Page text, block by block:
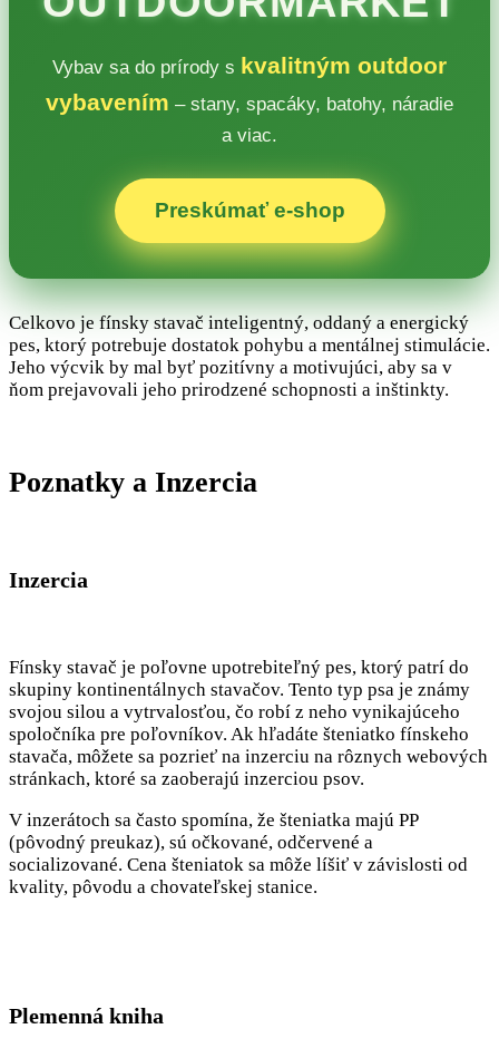
Vybav sa do prírody s kvalitným outdoor
vybavením – stany, spacáky, batohy, náradie
a viac.
Preskúmať e‑shop
Celkovo je fínsky stavač inteligentný, oddaný a energický
pes, ktorý potrebuje dostatok pohybu a mentálnej stimulácie.
Jeho výcvik by mal byť pozitívny a motivujúci, aby sa v
ňom prejavovali jeho prirodzené schopnosti a inštinkty.
Poznatky a Inzercia
Inzercia
Fínsky stavač je poľovne upotrebiteľný pes, ktorý patrí do
skupiny kontinentálnych stavačov. Tento typ psa je známy
svojou silou a vytrvalosťou, čo robí z neho vynikajúceho
spoločníka pre poľovníkov. Ak hľadáte šteniatko fínskeho
stavača, môžete sa pozrieť na inzerciu na rôznych webových
stránkach, ktoré sa zaoberajú inzerciou psov.
V inzerátoch sa často spomína, že šteniatka majú PP
(pôvodný preukaz), sú očkované, odčervené a
socializované. Cena šteniatok sa môže líšiť v závislosti od
kvality, pôvodu a chovateľskej stanice.
Plemenná kniha